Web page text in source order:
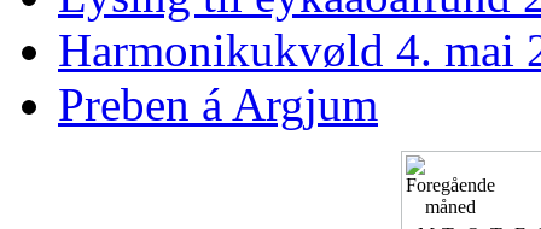
Harmonikukvøld 4. mai
Preben á Argjum